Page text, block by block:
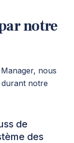
notre
nous
notre
de
des